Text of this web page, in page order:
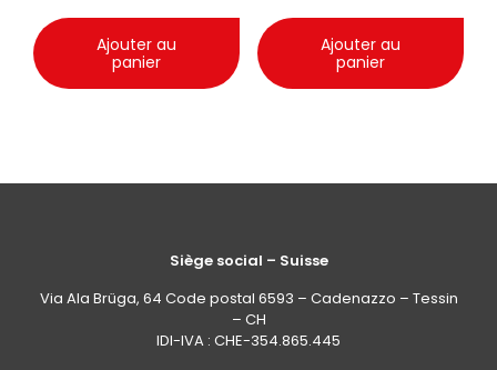
Ajouter au
panier
Ajouter au
panier
Siège social – Suisse
Via Ala Brüga, 64 Code postal 6593 – Cadenazzo – Tessin
– CH
IDI-IVA : CHE-354.865.445